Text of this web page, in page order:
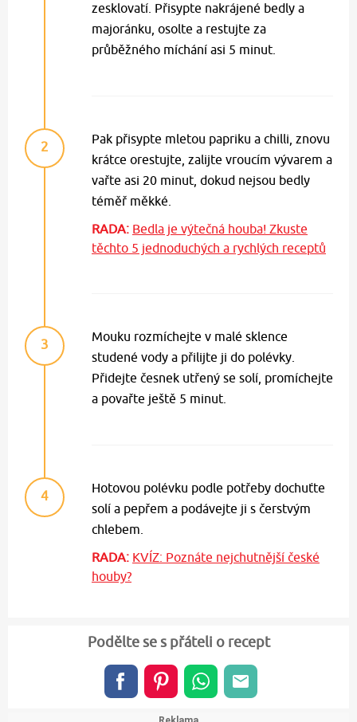
zesklovatí. Přisypte nakrájené bedly a
majoránku, osolte a restujte za
průběžného míchání asi 5 minut.
2
Pak přisypte mletou papriku a chilli, znovu
krátce orestujte, zalijte vroucím vývarem a
vařte asi 20 minut, dokud nejsou bedly
téměř měkké.
RADA: Bedla je výtečná houba! Zkuste
těchto 5 jednoduchých a rychlých receptů
3
Mouku rozmíchejte v malé sklence
studené vody a přilijte ji do polévky.
Přidejte česnek utřený se solí, promíchejte
a povařte ještě 5 minut.
4
Hotovou polévku podle potřeby dochuťte
solí a pepřem a podávejte ji s čerstvým
chlebem.
RADA: KVÍZ: Poznáte nejchutnější české
houby?
Podělte se s přáteli o recept